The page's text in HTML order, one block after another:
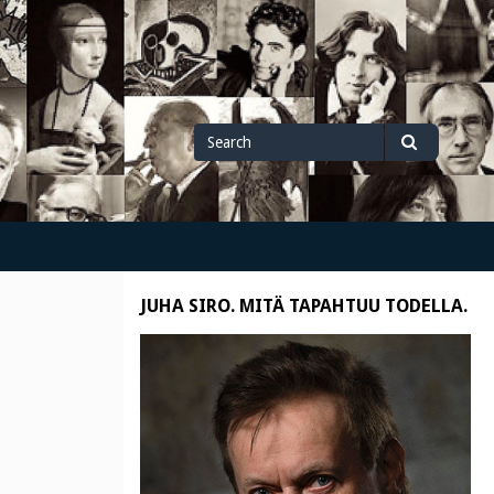
Search
for
Search
JUHA SIRO. MITÄ TAPAHTUU TODELLA.